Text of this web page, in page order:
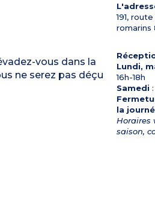
vous dans la
ne serez pas déçu
191,
romarins
Lundi,
16h-18h
Samedi
la
Horaires
saison,